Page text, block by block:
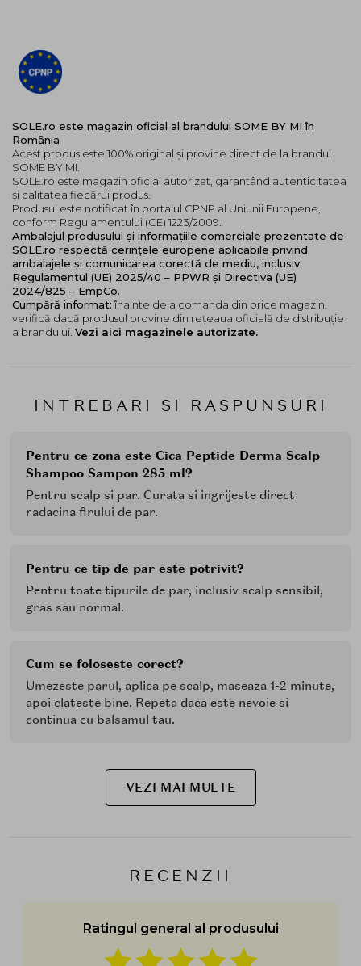
INTREBARI SI RASPUNSURI
Pentru ce zona este Cica Peptide Derma Scalp
Shampoo Sampon 285 ml?
Pentru scalp si par. Curata si ingrijeste direct
radacina firului de par.
Pentru ce tip de par este potrivit?
Pentru toate tipurile de par, inclusiv scalp sensibil,
gras sau normal.
Cum se foloseste corect?
Umezeste parul, aplica pe scalp, maseaza 1-2 minute,
apoi clateste bine. Repeta daca este nevoie si
continua cu balsamul tau.
VEZI MAI MULTE
SOLE.ro este magazin oficial al brandului SOME BY MI în
România
Acest produs este 100% original și provine direct de la brandul
SOME BY MI.
SOLE.ro este magazin oficial autorizat, garantând autenticitatea
și calitatea fiecărui produs.
Produsul este notificat în portalul CPNP al Uniunii Europene,
conform Regulamentului (CE) 1223/2009.
Ambalajul produsului și informațiile comerciale prezentate de
SOLE.ro respectă cerințele europene aplicabile privind
ambalajele și comunicarea corectă de mediu, inclusiv
Regulamentul (UE) 2025/40 – PPWR și Directiva (UE)
2024/825 – EmpCo.
Cumpără informat: înainte de a comanda din orice magazin,
verifică dacă produsul provine din rețeaua oficială de distribuție
a brandului. Vezi aici magazinele autorizate.
RECENZII
Ratingul general al produsului